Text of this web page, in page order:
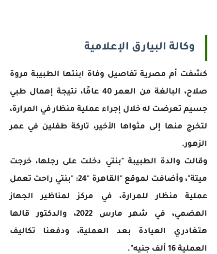
وكالة البيارق الإعلامية
كشفت أم مصرية تفاصيل وفاة ابنتها الطبيبة مروة
صلاح، البالغة من العمر 40 عامًا، نتيجة إهمال طبي
جسيم تعرضت له خلال إجراء عملية منظار في المرارة،
لتخرج منها إلى مثواها الأخير، تاركة طفلين في عمر
الزهور.
وقالت والدة الطبيبة "بنتي دخلت على رجلها، خرجت
ميتة"، وأضافت لموقع "القاهرة "24: "بنتي راحت تعمل
عملية منظار للمرارة، في مركز لمناظير الجهاز
الهضمي، في شهر مارس 2022، والدكتور قالها
هتغادري العيادة بعد العملية، ودفعنا تكاليف
العملية 16 ألف جنيه".